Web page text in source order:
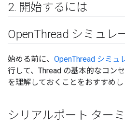
2. 開始するには
OpenThread シミュレ
始める前に、 OpenThread シミュ
行して、Thread の基本的なコン
を理解しておくことをおすすめし
シリアルポート ター